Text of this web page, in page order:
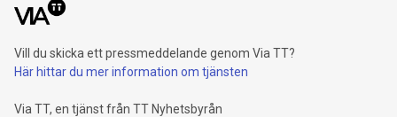
Vill du skicka ett pressmeddelande genom Via TT?
Här hittar du mer information om tjänsten
Via TT, en tjänst från TT Nyhetsbyrån